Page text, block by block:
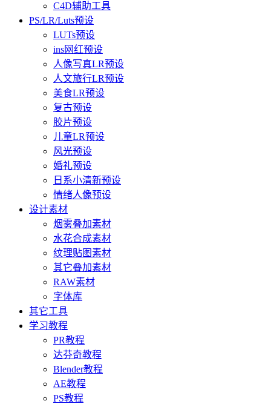
C4D辅助工具
PS/LR/Luts预设
LUTs预设
ins网红预设
人像写真LR预设
人文旅行LR预设
美食LR预设
复古预设
胶片预设
儿童LR预设
风光预设
婚礼预设
日系小清新预设
情绪人像预设
设计素材
烟雾叠加素材
水花合成素材
纹理贴图素材
其它叠加素材
RAW素材
字体库
其它工具
学习教程
PR教程
达芬奇教程
Blender教程
AE教程
PS教程